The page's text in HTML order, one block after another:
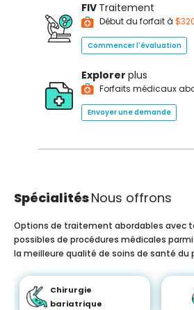
FIV Traitement
Début du forfait à
Commencer l'évaluation
Explorer plus
Forfaits médicaux
Envoyer une demande
SpécialitésNous offrons
Options de traitement abordables avec
possibles de procédures médicales
la meilleure qualité de soins de santé du
Chirurgie
bariatrique